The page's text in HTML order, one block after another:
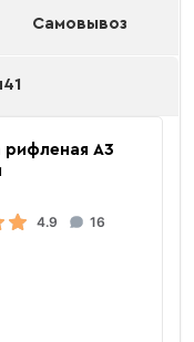
Самовывоз
рифленая А3
4.9 16